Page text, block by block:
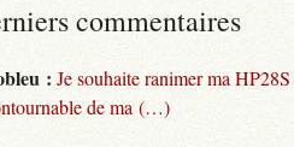
commentaires
: Je souhaite ranimer ma
de ma (…)